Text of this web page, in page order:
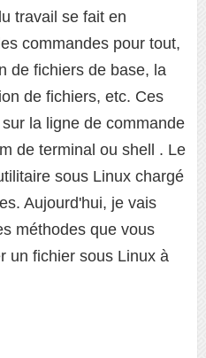
travail se fait en
commandes pour tout,
de fichiers de base, la
de fichiers, etc. Ces
la ligne de commande
de terminal ou shell . Le
sous Linux chargé
Aujourd'hui, je vais
méthodes que vous
un fichier sous Linux à